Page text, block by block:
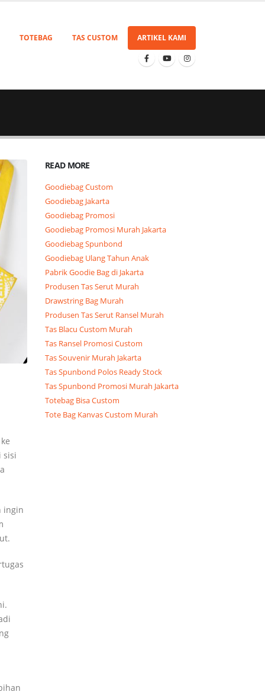
TOTEBAG TAS CUSTOM ARTIKEL KAMI
sisi
ingin
READ MORE
Goodiebag Custom
Goodiebag Jakarta
Goodiebag Promosi
Goodiebag Promosi Murah Jakarta
Goodiebag Spunbond
Goodiebag Ulang Tahun Anak
Pabrik Goodie Bag di Jakarta
Produsen Tas Serut Murah
Drawstring Bag Murah
Produsen Tas Serut Ransel Murah
Tas Blacu Custom Murah
Tas Ransel Promosi Custom
Tas Souvenir Murah Jakarta
Tas Spunbond Polos Ready Stock
Tas Spunbond Promosi Murah Jakarta
Totebag Bisa Custom
Tote Bag Kanvas Custom Murah